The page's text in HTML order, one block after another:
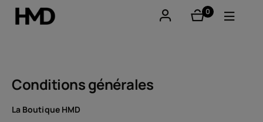
0
éléments
Smartphones
Téléphones classiques
Conditions générales
La Boutique HMD